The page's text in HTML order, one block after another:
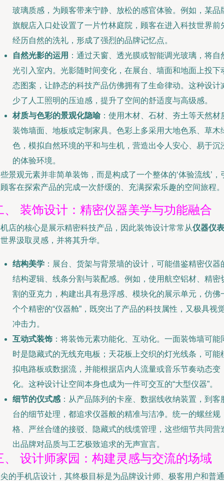
玻璃质感，为顾客带来宁静、放松的感官体验。例如，某品
旗舰店入口处设置了一片竹林庭院，顾客在进入科技世界前
经历自然的洗礼，形成了强烈的品牌记忆点。
自然光影的运用 ：通过天窗、透光膜或智能调光玻璃，将自
光引入室内。光影随时间变化，在展台、墙面和地面上投下
态图案，让静态的科技产品仿佛拥有了生命律动。这种设计
少了人工照明的压迫感，提升了空间的舒适度与高级感。
材质与色彩的景观化隐喻 ：使用木材、石材、夯土等天然材
装饰墙面、地板或定制家具。色彩上多采用大地色系、草木
色，模拟自然环境的平和与生机，营造出令人安心、易于沉
的体验环境。
景观元素并非简单装饰，而是构成了一个整体的‘体验流线’，
客在探索产品的完成一次舒缓的、充满探索乐趣的空间旅程。
、 装饰设计：精密仪器美学与功能融合
店的核心是展示精密科技产品，因此装饰设计常常从仪器仪表
界汲取灵感，并将其升华。
结构美学 ：展台、货架与背景墙的设计，可能借鉴精密仪器
结构逻辑、线条分割与装配感。例如，使用航空铝材、精密
割的亚克力，构建出具有悬浮感、模块化的展示单元，仿佛
个个精密的“仪器舱”，既突出了产品的科技属性，又极具视
冲击力。
互动式装饰 ：将装饰元素功能化、互动化。一面装饰墙可能
时是隐藏式的无线充电板；天花板上交织的灯光线条，可能
拟电路板或数据流，并能根据店内人流量或音乐节奏动态变
化。这种设计让空间本身也成为一件可交互的“大型仪器”。
细节的仪式感 ：从产品陈列的卡座、数据线收纳装置，到客
台的细节处理，都追求仪器般的精准与洁净。统一的螺丝规
格、严丝合缝的接驳、隐藏式的线缆管理，这些细节共同营
出品牌对品质与工艺极致追求的无声宣言。
、 设计师家园：构建灵感与交流的场域
的手机店设计，其终极目标是为品牌设计师、极客用户和普通